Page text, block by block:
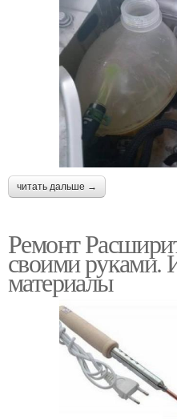
читать дальше →
Ремонт
своими руками.
материалы